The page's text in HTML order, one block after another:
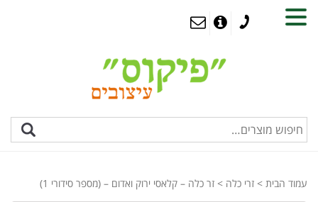
עמוד הבית > זרי כלה > זר כלה – קלאסי ירוק ואדום – (מספר סידורי 1)